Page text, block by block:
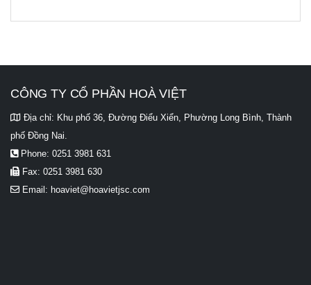
CÔNG TY CỔ PHẦN HOÀ VIỆT
Địa chỉ: Khu phố 36, Đường Điểu Xiển, Phường Long Bình, Thành
phố Đồng Nai.
Phone: 0251 3981 631
Fax: 0251 3981 630
Email: hoaviet@hoavietjsc.com